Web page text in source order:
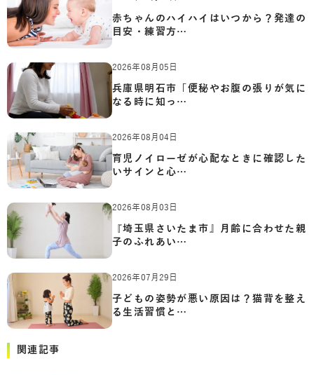
赤ちゃんのハイハイはいつから？発達の
目安・練習方…
2026年08月05日
兵庫県明石市「便秘やお腹の張りが気に
なる時に知っ…
2026年08月04日
育児ノイローゼが心配なときに確認した
いサインと心…
2026年08月03日
『埼玉県さいたま市』月齢に合わせた親
子のふれあい…
2026年07月29日
子どもの姿勢が悪い原因は？猫背を整え
る生活習慣と…
関連記事